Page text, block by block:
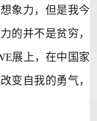
象力，但是我今
的并不是贫穷，
展上，在中国家
变自我的勇气，